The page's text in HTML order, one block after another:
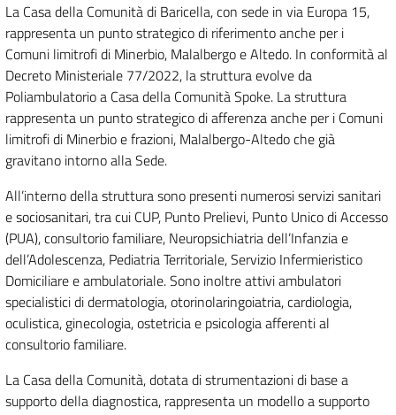
La Casa della Comunità di Baricella, con sede in via Europa 15,
rappresenta un punto strategico di riferimento anche per i
Comuni limitrofi di Minerbio, Malalbergo e Altedo. In conformità al
Decreto Ministeriale 77/2022, la struttura evolve da
Poliambulatorio a Casa della Comunità Spoke. La struttura
rappresenta un punto strategico di afferenza anche per i Comuni
limitrofi di Minerbio e frazioni, Malalbergo-Altedo che già
gravitano intorno alla Sede.
All’interno della struttura sono presenti numerosi servizi sanitari
e sociosanitari, tra cui CUP, Punto Prelievi, Punto Unico di Accesso
(PUA), consultorio familiare, Neuropsichiatria dell’Infanzia e
dell’Adolescenza, Pediatria Territoriale, Servizio Infermieristico
Domiciliare e ambulatoriale. Sono inoltre attivi ambulatori
specialistici di dermatologia, otorinolaringoiatria, cardiologia,
oculistica, ginecologia, ostetricia e psicologia afferenti al
consultorio familiare.
La Casa della Comunità, dotata di strumentazioni di base a
supporto della diagnostica, rappresenta un modello a supporto